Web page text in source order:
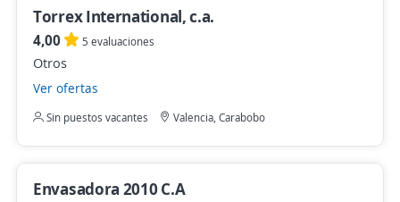
Torrex International, c.a.
4,00 5 evaluaciones
Otros
Ver ofertas
Sin puestos vacantes Valencia, Carabobo
Envasadora 2010 C.A